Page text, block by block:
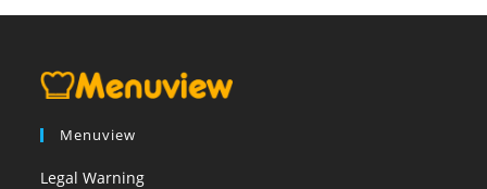
Menuview
Legal Warning